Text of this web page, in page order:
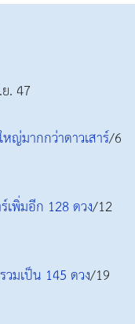
. 47
ญ่มากกว่าดาวเสาร์/6
เพิ่มอีก 128 ดวง/12
วมเป็น 145 ดวง/19